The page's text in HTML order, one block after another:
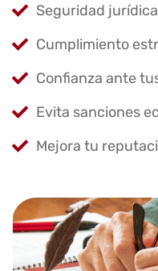
Seguridad
Cumplimiento
Confianza ante
Evita sanciones
Mejora tu